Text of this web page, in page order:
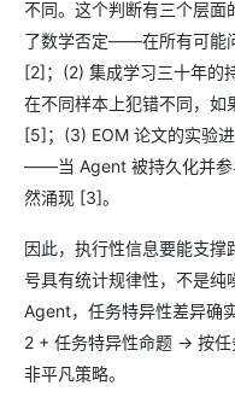
不同。这个判断有三个层
了数学否定——在所有可能
[2]；(2) 集成学习三十年
在不同样本上犯错不同，如
[5]；(3) EOM 论文的实验
——当 Agent 被持久化并参
然涌现 [3]。
因此，执行性信息要能支
号具有统计规律性，不是
Agent，任务特异性差异确
2 + 任务特异性命题 → 按
非平凡策略。